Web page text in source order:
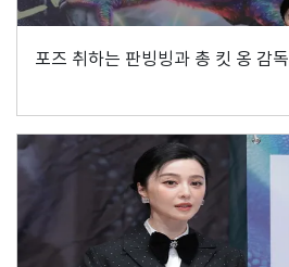
포즈 취하는 판빙빙과 총 킷 옹 감독